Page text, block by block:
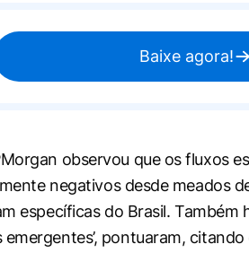
Baixe agora!
observou que os fluxos
negativos desde meados
específicas do Brasil.
pontuaram,